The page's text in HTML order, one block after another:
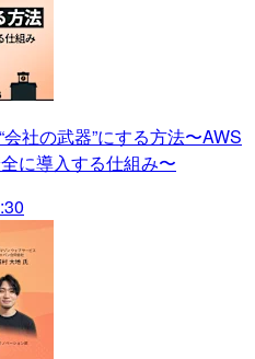
社の武器”にする方法〜AWS
に導入する仕組み〜